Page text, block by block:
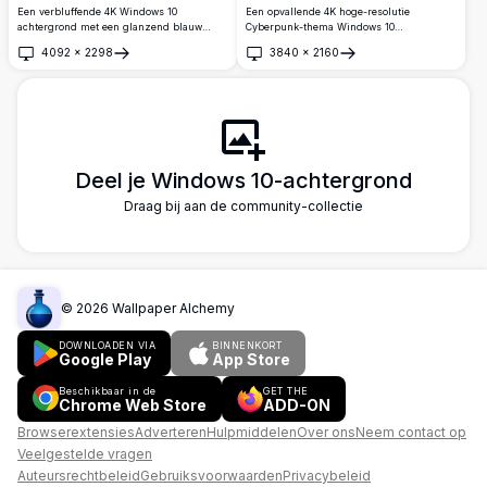
Een verbluffende 4K Windows 10
achtergrond met een glanzend blauw
Windows-logo subtiel ingebed in de
4092 × 2298
Openen
Een opvallende 4K hoge-resolutie
Cyberpunk-thema Windows 10
Windows-logo gecentreerd op een
3840 × 2160
Openen
Deel je Windows 10-achtergrond
Draag bij aan de community-collectie
© 2026 Wallpaper Alchemy
DOWNLOADEN VIA
Google Play
BINNENKORT
App Store
Beschikbaar in de
Chrome Web Store
GET THE
ADD-ON
BrowserextensiesAdverterenHulpmiddelenOver onsNeem contact op
Veelgestelde vragen
AuteursrechtbeleidGebruiksvoorwaardenPrivacybeleid